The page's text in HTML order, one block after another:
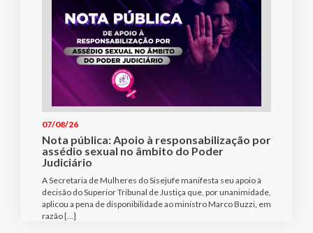
07/08/26
Nota pública: Apoio à responsabilização por
assédio sexual no âmbito do Poder
Judiciário
A Secretaria de Mulheres do Sisejufe manifesta seu apoio à
decisão do Superior Tribunal de Justiça que, por unanimidade,
aplicou a pena de disponibilidade ao ministro Marco Buzzi, em
razão […]